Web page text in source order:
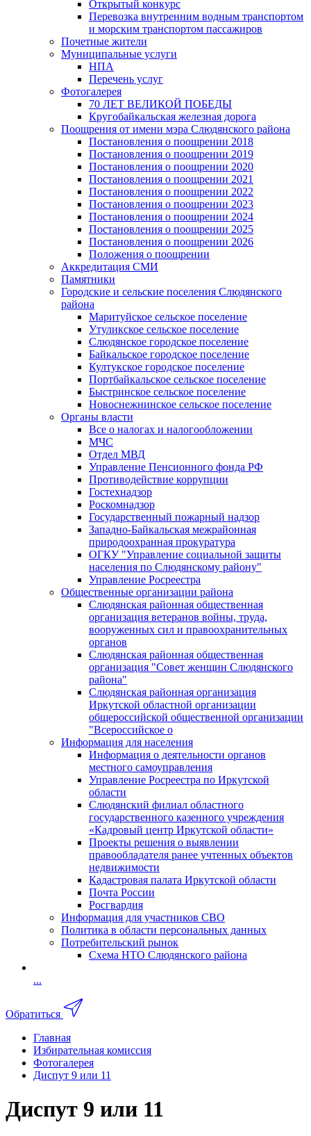
Открытый конкурс
Перевозка внутренним водным транспортом
и морским транспортом пассажиров
Почетные жители
Муниципальные услуги
НПА
Перечень услуг
Фотогалерея
70 ЛЕТ ВЕЛИКОЙ ПОБЕДЫ
Кругобайкальская железная дорога
Поощрения от имени мэра Слюдянского района
Постановления о поощрении 2018
Постановления о поощрении 2019
Постановления о поощрении 2020
Постановления о поощрении 2021
Постановления о поощрении 2022
Постановления о поощрении 2023
Постановления о поощрении 2024
Постановления о поощрении 2025
Постановления о поощрении 2026
Положения о поощрении
Аккредитация СМИ
Памятники
Городские и сельские поселения Слюдянского
района
Маритуйское сельское поселение
Утуликское сельское поселение
Слюдянское городское поселение
Байкальское городское поселение
Култукское городское поселение
Портбайкальское сельское поселение
Быстринское сельское поселение
Новоснежнинское сельское поселение
Органы власти
Все о налогах и налогообложении
МЧС
Отдел МВД
Управление Пенсионного фонда РФ
Противодействие коррупции
Гостехнадзор
Роскомнадзор
Государственный пожарный надзор
Западно-Байкальская межрайонная
природоохранная прокуратура
ОГКУ "Управление социальной защиты
населения по Слюдянскому району"
Управление Росреестра
Общественные организации района
Слюдянская районная общественная
организация ветеранов войны, труда,
вооруженных сил и правоохранительных
органов
Слюдянская районная общественная
организация "Совет женщин Слюдянского
района"
Слюдянская районная организация
Иркутской областной организации
общероссийской общественной организации
"Всероссийское о
Информация для населения
Информация о деятельности органов
местного самоуправления
Управление Росреестра по Иркутской
области
Слюдянский филиал областного
государственного казенного учреждения
«Кадровый центр Иркутской области»
Проекты решения о выявлении
правообладателя ранее учтенных объектов
недвижимости
Кадастровая палата Иркутской области
Почта России
Росгвардия
Информация для участников СВО
Политика в области персональных данных
Потребительский рынок
Схема НТО Слюдянского района
...
Обратиться
Главная
Избирательная комиссия
Фотогалерея
Диспут 9 или 11
Диспут 9 или 11